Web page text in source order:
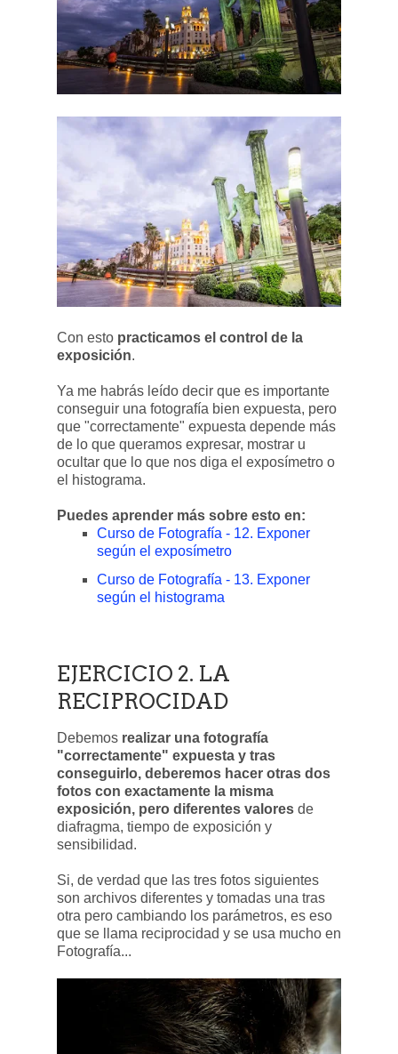
Con esto practicamos el control de la
exposición.
Ya me habrás leído decir que es importante
conseguir una fotografía bien expuesta, pero
que "correctamente" expuesta depende más
de lo que queramos expresar, mostrar u
ocultar que lo que nos diga el exposímetro o
el histograma.
Puedes aprender más sobre esto en:
Curso de Fotografía - 12. Exponer
según el exposímetro
Curso de Fotografía - 13. Exponer
según el histograma
EJERCICIO 2. LA
RECIPROCIDAD
Debemos realizar una fotografía
"correctamente" expuesta y tras
conseguirlo, deberemos hacer otras dos
fotos con exactamente la misma
exposición, pero diferentes valores de
diafragma, tiempo de exposición y
sensibilidad.
Si, de verdad que las tres fotos siguientes
son archivos diferentes y tomadas una tras
otra pero cambiando los parámetros, es eso
que se llama reciprocidad y se usa mucho en
Fotografía...